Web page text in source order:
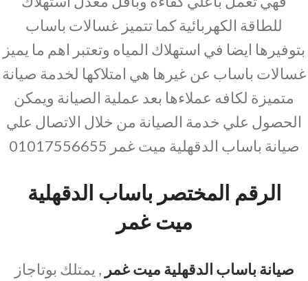
للطاقة الكهربائية كما تتميز غسالات باساب
بتوفيرها ايضا في استهلاك المياه وتعتبر اهم ما يميز
غسالات باساب عن غيرها هي امتلاكها لخدمة صيانة
متميزة لكافه عملاءها بعد عملية الصيانة ويمكن
الحصول علي خدمة الصيانة من خلال الاتصال علي
صيانة باساب الدقهلية ميت غمر 01017556655
الرقم المختصر باساب الدقهلية
ميت غمر
صيانة باساب الدقهلية ميت غمر , يمتلك بوتاجاز